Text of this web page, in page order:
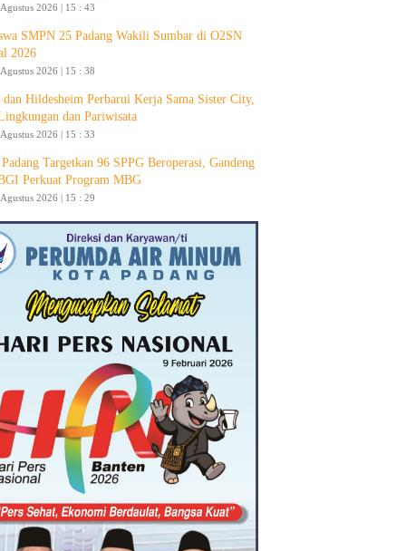
2026 | 15 : 43
SMPN 25 Padang Wakili Sumbar di O2SN
2026
2026 | 15 : 38
dan Hildesheim Perbarui Kerja Sama Sister City,
dan Pariwisata
2026 | 15 : 33
Targetkan 96 SPPG Beroperasi, Gandeng
Perkuat Program MBG
2026 | 15 : 29